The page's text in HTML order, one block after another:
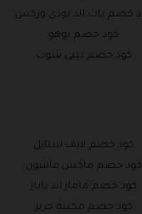
خصم باث اند بودي وركس
كود خصم بوهو
كود خصم بيبي شوب
كود خصم لايف ستايل
كود خصم ماكس فاشون
كود خصم ماماز اند باباز
كود خصم مكتبة جرير